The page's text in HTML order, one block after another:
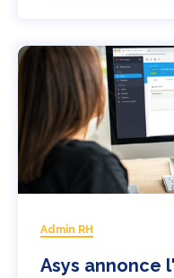
Admin RH
Asys annonce